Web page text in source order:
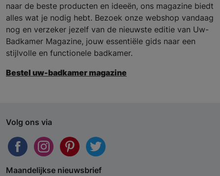
naar de beste producten en ideeën, ons magazine biedt
alles wat je nodig hebt. Bezoek onze webshop vandaag
nog en verzeker jezelf van de nieuwste editie van Uw-
Badkamer Magazine, jouw essentiële gids naar een
stijlvolle en functionele badkamer.
Bestel uw-badkamer magazine
Volg ons via
Maandelijkse nieuwsbrief